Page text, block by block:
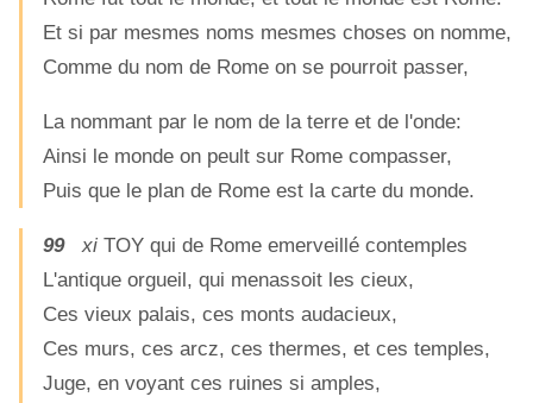
Et si par mesmes noms mesmes choses on nomme,
Comme du nom de Rome on se pourroit passer,
La nommant par le nom de la terre et de l'onde:
Ainsi le monde on peult sur Rome compasser,
Puis que le plan de Rome est la carte du monde.
99xi TOY qui de Rome emerveillé contemples
L'antique orgueil, qui menassoit les cieux,
Ces vieux palais, ces monts audacieux,
Ces murs, ces arcz, ces thermes, et ces temples,
Juge, en voyant ces ruines si amples,